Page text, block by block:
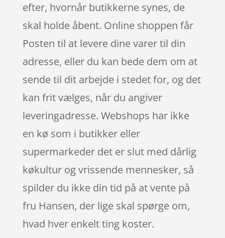
efter, hvornår butikkerne synes, de
skal holde åbent. Online shoppen får
Posten til at levere dine varer til din
adresse, eller du kan bede dem om at
sende til dit arbejde i stedet for, og det
kan frit vælges, når du angiver
leveringadresse. Webshops har ikke
en kø som i butikker eller
supermarkeder det er slut med dårlig
køkultur og vrissende mennesker, så
spilder du ikke din tid på at vente på
fru Hansen, der lige skal spørge om,
hvad hver enkelt ting koster.